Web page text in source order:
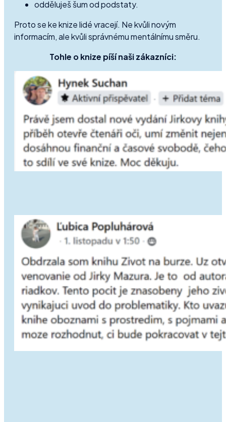
odděluješ šum od podstaty.
Proto se ke knize lidé vracejí. Ne kvůli novým
informacím, ale kvůli správnému mentálnímu směru.
Tohle o knize píší naši zákazníci: